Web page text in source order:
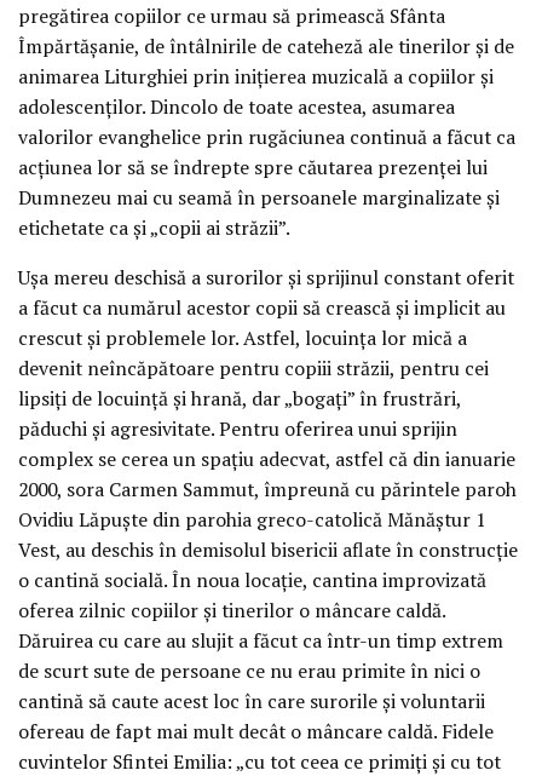
pregătirea copiilor ce urmau să primească Sfânta
Împărtăşanie, de întâlnirile de cateheză ale tinerilor şi de
animarea Liturghiei prin iniţierea muzicală a copiilor şi
adolescenţilor. Dincolo de toate acestea, asumarea
valorilor evanghelice prin rugăciunea continuă a făcut ca
acţiunea lor să se îndrepte spre căutarea prezenţei lui
Dumnezeu mai cu seamă în persoanele marginalizate şi
etichetate ca şi „copii ai străzii”.
Uşa mereu deschisă a surorilor şi sprijinul constant oferit
a făcut ca numărul acestor copii să crească şi implicit au
crescut şi problemele lor. Astfel, locuinţa lor mică a
devenit neîncăpătoare pentru copiii străzii, pentru cei
lipsiţi de locuinţă şi hrană, dar „bogaţi” în frustrări,
păduchi şi agresivitate. Pentru oferirea unui sprijin
complex se cerea un spaţiu adecvat, astfel că din ianuarie
2000, sora Carmen Sammut, împreună cu părintele paroh
Ovidiu Lăpuşte din parohia greco-catolică Mănăştur 1
Vest, au deschis în demisolul bisericii aflate în construcţie
o cantină socială. În noua locaţie, cantina improvizată
oferea zilnic copiilor şi tinerilor o mâncare caldă.
Dăruirea cu care au slujit a făcut ca într-un timp extrem
de scurt sute de persoane ce nu erau primite în nici o
cantină să caute acest loc în care surorile şi voluntarii
ofereau de fapt mai mult decât o mâncare caldă. Fidele
cuvintelor Sfintei Emilia: „cu tot ceea ce primiţi şi cu tot